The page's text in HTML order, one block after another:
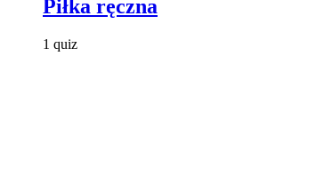
Piłka ręczna
1 quiz